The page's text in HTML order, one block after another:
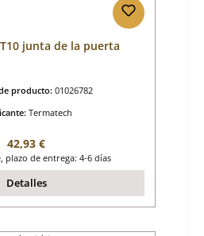
junta de la puerta
producto: 01026782
Termatech
Precio normal:
42,93 €
plazo de entrega: 4-6 días
Detalles